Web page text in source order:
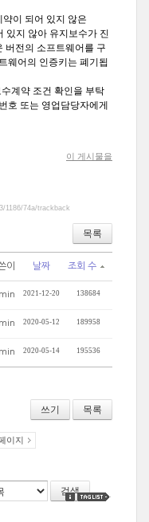
이 되어 있지 않은
있지 않아 유지보수가 진
버전의 소프트웨어를 구
웨어의 인증키는 폐기됩
계약 조건 확인을 부탁
호 또는 영업담당자에게
이 게시물을
1186/74a/trackback
목록
이 날짜 조회 수
2021-12-20 138684
2020-05-12 189958
2020-05-14 195536
쓰기 목록
이지
검색